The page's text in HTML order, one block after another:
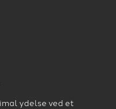
ydelse ved et